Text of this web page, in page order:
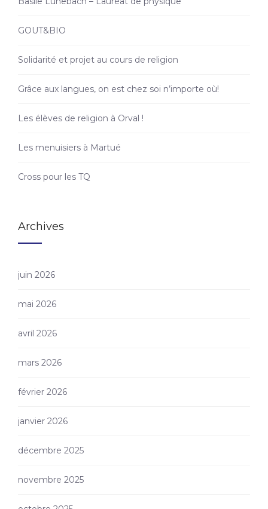
GOUT&BIO
Solidarité et projet au cours de religion
Grâce aux langues, on est chez soi n’importe où!
Les élèves de religion à Orval !
Les menuisiers à Martué
Cross pour les TQ
Archives
juin 2026
mai 2026
avril 2026
mars 2026
février 2026
janvier 2026
décembre 2025
novembre 2025